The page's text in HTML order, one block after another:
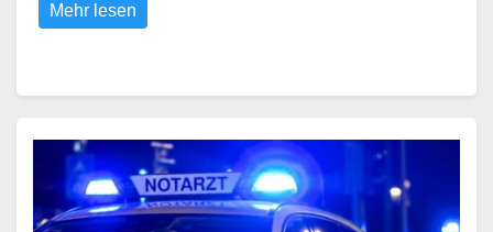
Mehr lesen